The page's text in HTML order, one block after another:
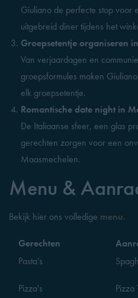
Giuliano de perfecte stop voor
uitgebreid diner tijdens het
Groepsetentje organiseren
Van verjaardagen en
groepsformules maken
elk groepsetentje.
Romantische date night in
De Italiaanse sfeer, een glas
gerechten zorgen voor een
Maasmechelen.
Menu &
Bekijk hier ons volledige menu.
Gerechten
Pasta's
Pizza's